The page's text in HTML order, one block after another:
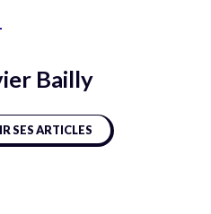
Bailly
SES ARTICLES